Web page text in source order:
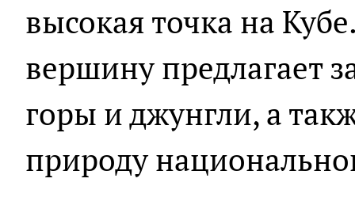
высокая точка на
вершину предлагает
горы и джунгли, а
природу